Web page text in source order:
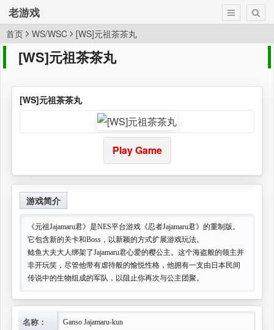
老游戏
首页 WS/WSC [WS]元祖茶茶丸
[WS]元祖茶茶丸
[WS]元祖茶茶丸
Play Game
游戏简介
《元祖Jajamaru君》是NES平台游戏《忍者Jajamaru君》的重制版。
它包含新的关卡和Boss，以新颖的方式扩展游戏玩法。
鲶鱼大夫大人绑架了Jajamaru君心爱的樱公主。这个海盗般的领主并
非开玩笑，尽管他带有虐待般的愉悦性格，他拥有一支由日本民间
传说中的生物组成的军队，以阻止你再次与公主团聚。
名称： Ganso Jajamaru-kun